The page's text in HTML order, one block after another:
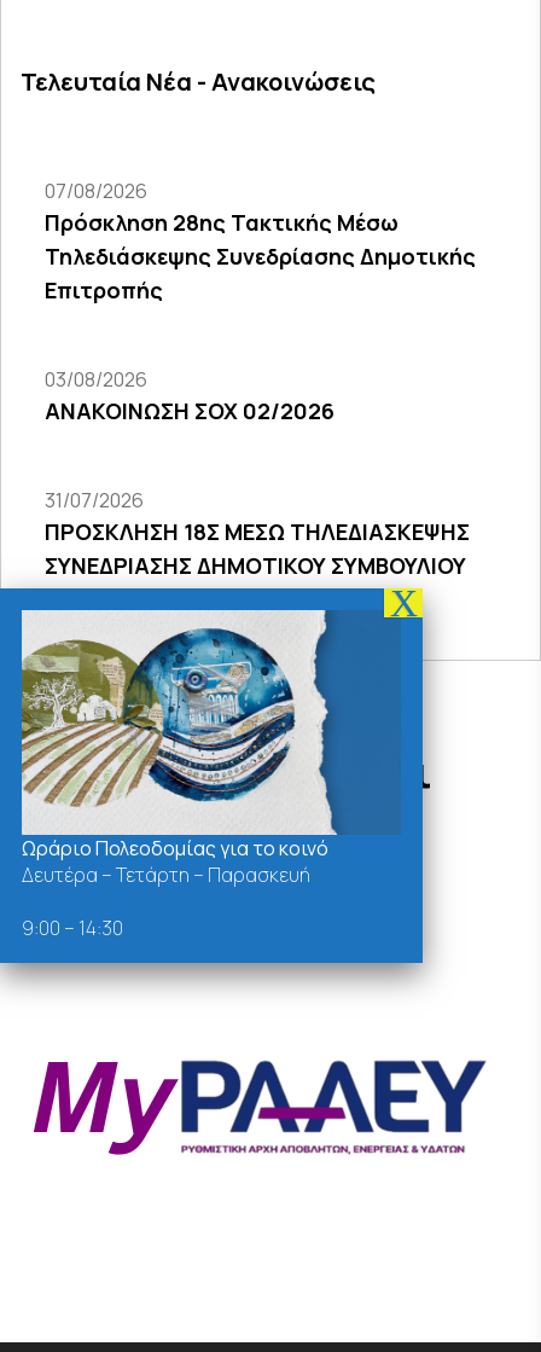
Τελευταία Νέα - Ανακοινώσεις
07/08/2026
Πρόσκληση 28ης Τακτικής Μέσω
Τηλεδιάσκεψης Συνεδρίασης Δημοτικής
Επιτροπής
03/08/2026
ΑΝΑΚΟΙΝΩΣΗ ΣΟΧ 02/2026
31/07/2026
ΠΡΟΣΚΛΗΣΗ 18Σ ΜΕΣΩ ΤΗΛΕΔΙΑΣΚΕΨΗΣ
ΣΥΝΕΔΡΙΑΣΗΣ ΔΗΜΟΤΙΚΟΥ ΣΥΜΒΟΥΛΙΟΥ
Δράσεις - Χρήσιμοι
Σύνδεσμοι
Ωράριο Πολεοδομίας για το κοινό
Δευτέρα – Τετάρτη – Παρασκευή
9:00 – 14:30